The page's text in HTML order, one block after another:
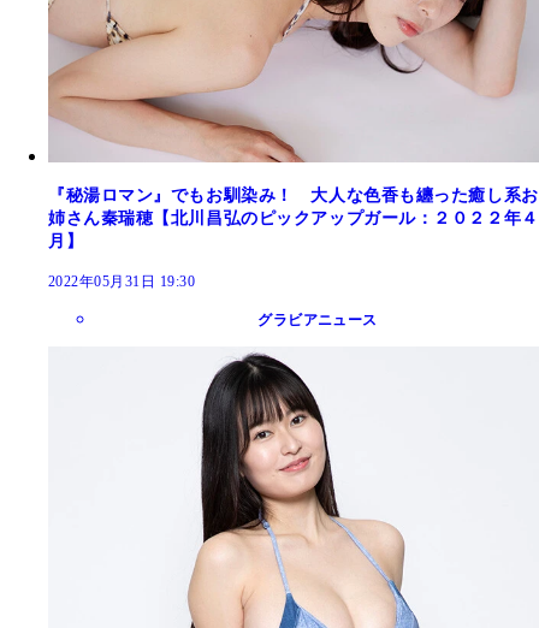
『秘湯ロマン』でもお馴染み！ 大人な色香も纏った癒し系お
姉さん秦瑞穂【北川昌弘のピックアップガール：２０２２年４
月】
2022年05月31日 19:30
グラビアニュース